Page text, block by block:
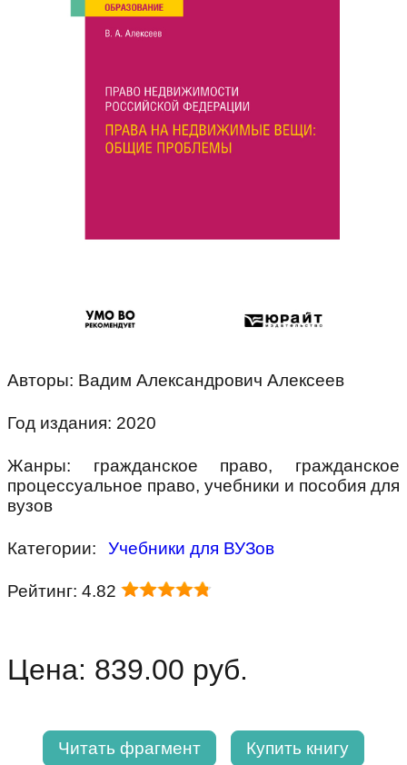
Авторы: Вадим Александрович Алексеев
Год издания: 2020
Жанры: гражданское право, гражданское
процессуальное право, учебники и пособия для
вузов
Категории: Учебники для ВУЗов
Рейтинг: 4.82
Цена: 839.00 руб.
Читать фрагмент Купить книгу